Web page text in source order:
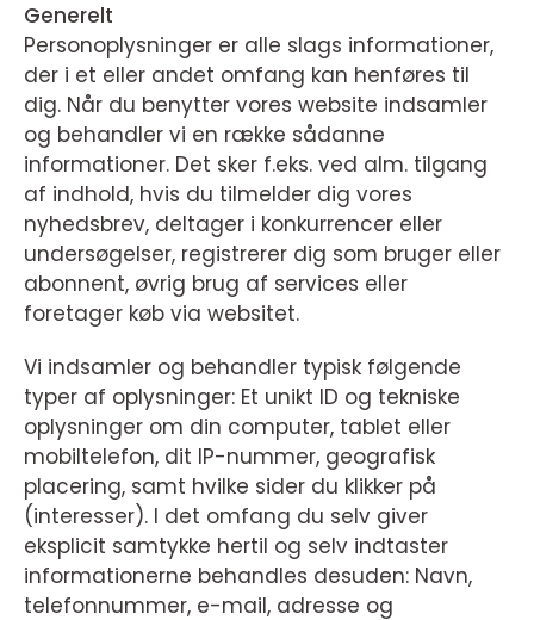
Generelt
Personoplysninger er alle slags informationer,
der i et eller andet omfang kan henføres til
dig. Når du benytter vores website indsamler
og behandler vi en række sådanne
informationer. Det sker f.eks. ved alm. tilgang
af indhold, hvis du tilmelder dig vores
nyhedsbrev, deltager i konkurrencer eller
undersøgelser, registrerer dig som bruger eller
abonnent, øvrig brug af services eller
foretager køb via websitet.
Vi indsamler og behandler typisk følgende
typer af oplysninger: Et unikt ID og tekniske
oplysninger om din computer, tablet eller
mobiltelefon, dit IP-nummer, geografisk
placering, samt hvilke sider du klikker på
(interesser). I det omfang du selv giver
eksplicit samtykke hertil og selv indtaster
informationerne behandles desuden: Navn,
telefonnummer, e-mail, adresse og